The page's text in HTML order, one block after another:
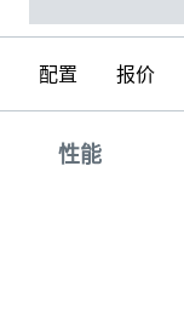
配置 报价
性能